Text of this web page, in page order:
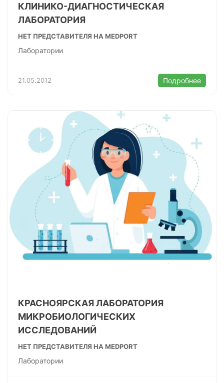
КЛИНИКО-ДИАГНОСТИЧЕСКАЯ
ЛАБОРАТОРИЯ
НЕТ ПРЕДСТАВИТЕЛЯ НА MEDPORT
Лаборатории
21.05.2012 Подробнее
КРАСНОЯРСКАЯ ЛАБОРАТОРИЯ
МИКРОБИОЛОГИЧЕСКИХ
ИССЛЕДОВАНИЙ
НЕТ ПРЕДСТАВИТЕЛЯ НА MEDPORT
Лаборатории